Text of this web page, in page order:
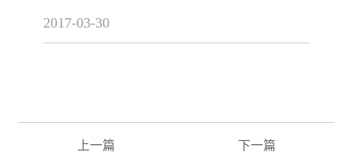
2017-03-30
下一篇
上一篇